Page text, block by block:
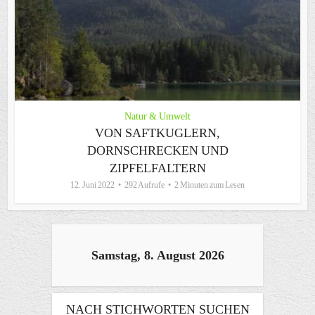
Natur & Umwelt
VON SAFTKUGLERN,
DORNSCHRECKEN UND
ZIPFELFALTERN
12. Juni 2022 292 Aufrufe 2 Minuten zum Lesen
Samstag, 8. August 2026
NACH STICHWORTEN SUCHEN